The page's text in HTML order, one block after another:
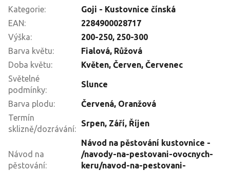
Kategorie:
Goji - Kustovnice čínská
EAN:
2284900028717
Výška: 200-250, 250-300
Barva květu: Fialová, Růžová
Doba květu: Květen, Červen, Červenec
Světelné
podmínky:
Slunce
Barva plodu: Červená, Oranžová
Termín
sklizně/dozrávání:
Srpen, Září, Říjen
Návod na
pěstování:
Návod na pěstování kustovnice -
/navody-na-pestovani-ovocnych-
keru/navod-na-pestovani-